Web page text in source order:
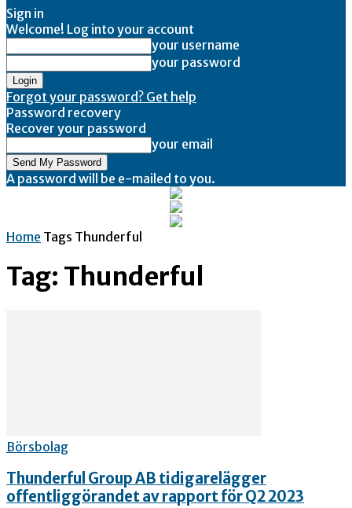
Sign in
Welcome! Log into your account
your username
your password
Forgot your password? Get help
Password recovery
Recover your password
your email
A password will be e-mailed to you.
Home Tags Thunderful
Tag: Thunderful
Börsbolag
Thunderful Group AB tidigarelägger
offentliggörandet av rapport för Q2 2023